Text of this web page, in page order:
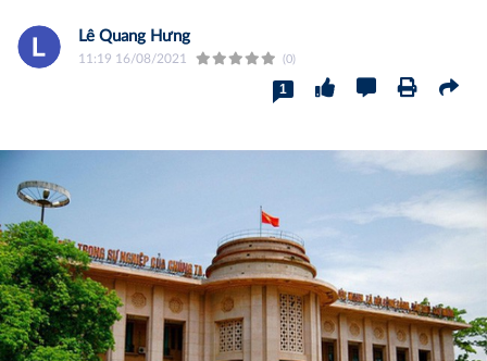
Lê Quang Hưng
11:19 16/08/2021 (0)
1